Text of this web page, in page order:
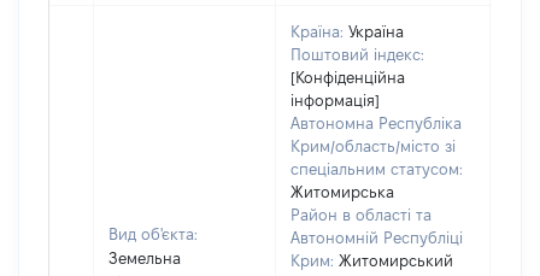
Вид об'єкта:
Земельна
Країна: Україна
Поштовий індекс:
[Конфіденційна
інформація]
Автономна Республіка
Крим/область/місто зі
спеціальним статусом:
Житомирська
Район в області та
Автономній Республіці
Крим: Житомирський